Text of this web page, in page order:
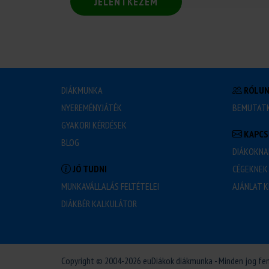
DIÁKMUNKA
NYEREMÉNYJÁTÉK
GYAKORI KÉRDÉSEK
BLOG
JÓ TUDNI
MUNKAVÁLLALÁS FELTÉTELEI
DIÁKBÉR KALKULÁTOR
CÉGEKNEK
AJÁNLAT
Copyright © 2004-2026 euDiákok diákmunka - Minden jog